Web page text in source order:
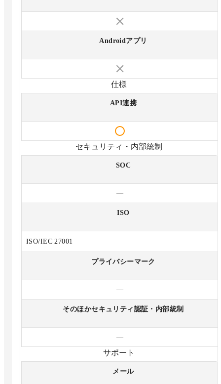
Androidアプリ
仕様
API連携
セキュリティ・内部統制
SOC
—
ISO
ISO/IEC 27001
プライバシーマーク
—
そのほかセキュリティ認証・内部統制
—
サポート
メール